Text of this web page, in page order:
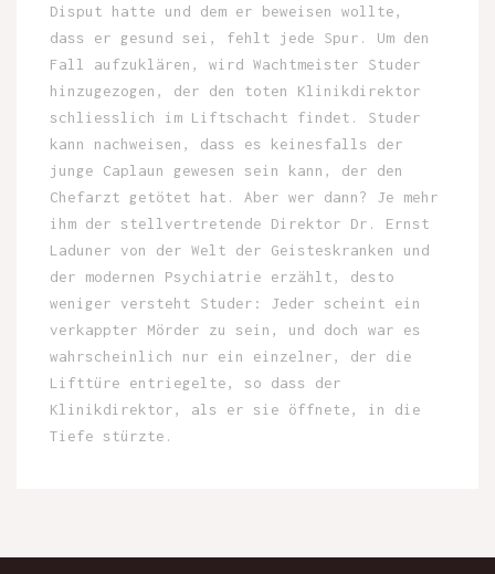
Disput hatte und dem er beweisen wollte,
dass er gesund sei, fehlt jede Spur. Um den
Fall aufzuklären, wird Wachtmeister Studer
hinzugezogen, der den toten Klinikdirektor
schliesslich im Liftschacht findet. Studer
kann nachweisen, dass es keinesfalls der
junge Caplaun gewesen sein kann, der den
Chefarzt getötet hat. Aber wer dann? Je mehr
ihm der stellvertretende Direktor Dr. Ernst
Laduner von der Welt der Geisteskranken und
der modernen Psychiatrie erzählt, desto
weniger versteht Studer: Jeder scheint ein
verkappter Mörder zu sein, und doch war es
wahrscheinlich nur ein einzelner, der die
Lifttüre entriegelte, so dass der
Klinikdirektor, als er sie öffnete, in die
Tiefe stürzte.